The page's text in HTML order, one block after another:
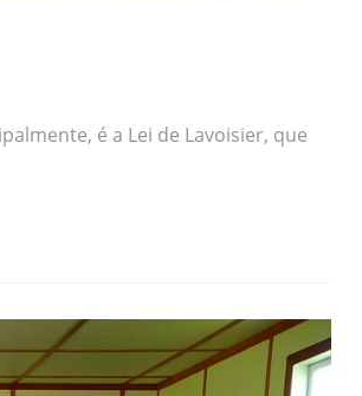
é a Lei de Lavoisier, que